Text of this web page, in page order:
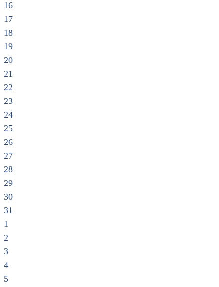
16
17
18
19
20
21
22
23
24
25
26
27
28
29
30
31
1
2
3
4
5